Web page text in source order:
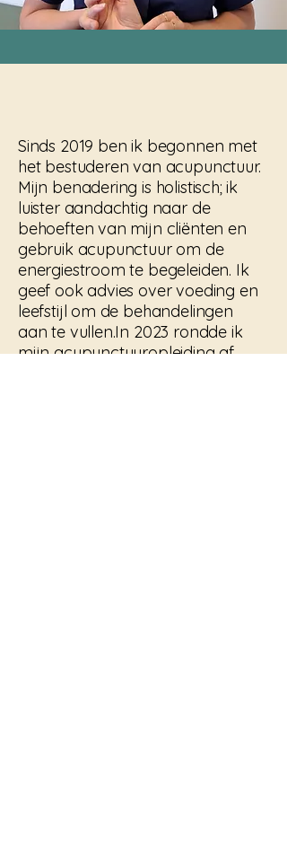
Sinds 2019 ben ik begonnen met
het bestuderen van acupunctuur.
Mijn benadering is holistisch; ik
luister aandachtig naar de
behoeften van mijn cliënten en
gebruik acupunctuur om de
energiestroom te begeleiden. Ik
geef ook advies over voeding en
leefstijl om de behandelingen
aan te vullen.In 2023 rondde ik
mijn acupunctuuropleiding af